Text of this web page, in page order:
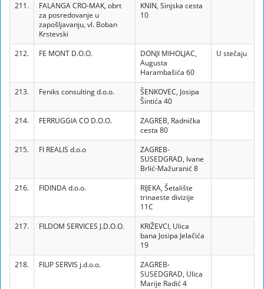
211.
FALANGA CRO-MAK, obrt
za posredovanje u
zapošljavanju, vl. Boban
Krstevski
KNIN, Sinjska cesta
10
212. FE MONT D.O.O.
DONJI MIHOLJAC,
Augusta
Harambašića 60
U stečaju
213. Feniks consulting d.o.o.
ŠENKOVEC, Josipa
Šintića 40
214.
FERRUGGIA CO D.O.O.
ZAGREB, Radnička
cesta 80
215.
FI REALIS d.o.o
ZAGREB-
SUSEDGRAD, Ivane
Brlić-Mažuranić 8
216.
FIDINDA d.o.o.
RIJEKA, Šetalište
trinaeste divizije
11C
217.
FILDOM SERVICES J.D.O.O.
KRIŽEVCI, Ulica
bana Josipa Jelačića
19
218.
FILIP SERVIS j.d.o.o.
ZAGREB-
SUSEDGRAD, Ulica
Marije Radić 4